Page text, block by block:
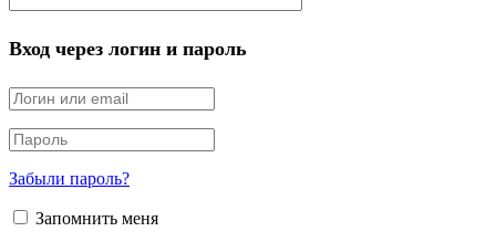
Вход через логин и пароль
Забыли пароль?
Запомнить меня